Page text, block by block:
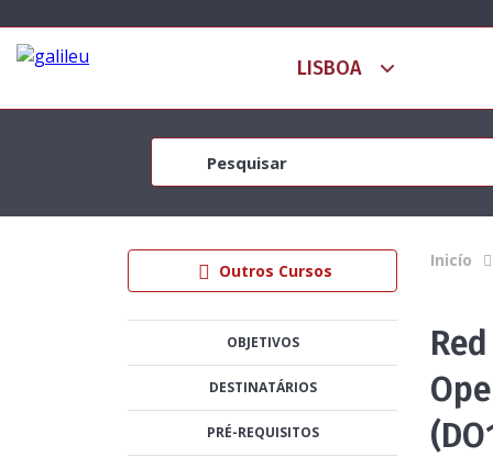
Outros Cursos
OBJETIVOS
DESTINATÁRIOS
PRÉ-REQUISITOS
Inicío